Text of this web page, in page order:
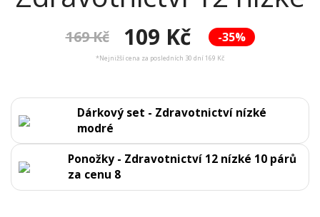
-35%
169 Kč 109 Kč
*Nejnižší cena za posledních 30 dní 169 Kč
Dárkový set - Zdravotnictví nízké
modré
Ponožky - Zdravotnictví 12 nízké 10 párů
za cenu 8